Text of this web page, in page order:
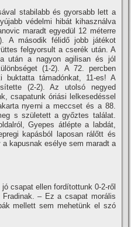
stabilabb és gyorsabb lett a
védelmi hibát kihasználva
maradt egyedül 12 méterre
A második félidő jobb játékot
felgyorsult a cserék után. A
után a nagyon agilisan és jól
(1-2). A 72. percben
buktatta támadónkat, 11-es! A
(2-2). Az utolsó negyed
csapatunk óriási lelkesedéssel
nyerni a meccset és a 88.
s született a győztes találat.
Gyepes átlépte a labdát,
kapásból laposan rálőtt és
kapusnak esélye sem maradt a
csapat ellen fordí­tottunk 0-2-ről
– Ez a csapat morális
mellett sem mehetünk el szó